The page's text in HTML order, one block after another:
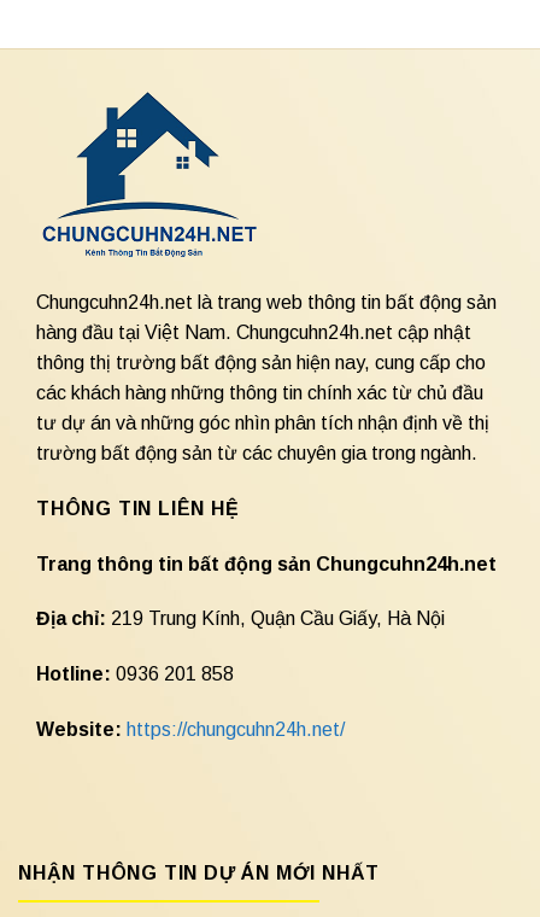
Chungcuhn24h.net là trang web thông tin bất động sản
hàng đầu tại Việt Nam. Chungcuhn24h.net cập nhật
thông thị trường bất động sản hiện nay, cung cấp cho
các khách hàng những thông tin chính xác từ chủ đầu
tư dự án và những góc nhìn phân tích nhận định về thị
trường bất động sản từ các chuyên gia trong ngành.
THÔNG TIN LIÊN HỆ
Trang thông tin bất động sản Chungcuhn24h.net
Địa chỉ: 219 Trung Kính, Quận Cầu Giấy, Hà Nội
Hotline: 0936 201 858
Website: https://chungcuhn24h.net/
NHẬN THÔNG TIN DỰ ÁN MỚI NHẤT